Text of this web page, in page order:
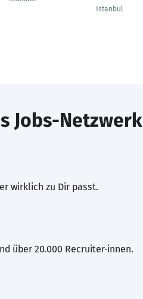
Istanbul
Jobs-Netzwerk
wirklich zu Dir passt.
über 20.000 Recruiter·innen.